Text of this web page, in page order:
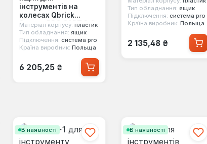
інструментів на
колесах Qbrick
System PRO CART 2.0
PLUS DRAWER 3
(SKRWQCP2PD3CZAP
G001)
Матеріал корпусу: пластик
Тип обладнання: ящик
Підключення: система pro
Країна виробник: Польща
Звичайна ціна:
6 205,25 ₴
(SKRQPROD1B2CZAPG
003)
Тип обладнання: ящик
Підключення: система pro
Країна виробник: Польща
Звичайна ціна:
2 135,48 ₴
В наявності В наявності